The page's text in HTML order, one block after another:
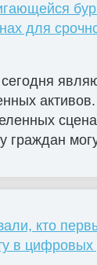
для
граждан
кто
в цифровых